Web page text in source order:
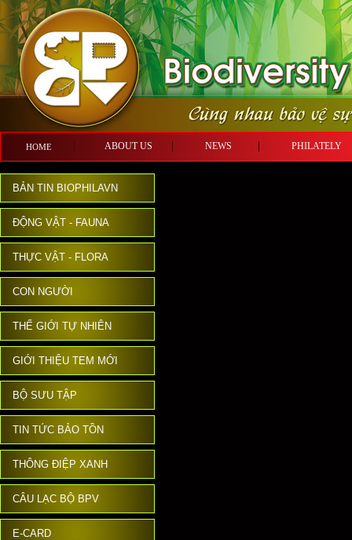
HOME ABOUT US NEWS
BẢN TIN BIOPHILAVN
ĐỘNG VẬT - FAUNA
THỰC VẬT - FLORA
CON NGƯỜI
THẾ GIỚI TỰ NHIÊN
GIỚI THIỆU TEM MỚI
BỘ SƯU TẬP
TIN TỨC BẢO TỒN
THÔNG ĐIỆP XANH
CÂU LẠC BỘ BPV
E-CARD